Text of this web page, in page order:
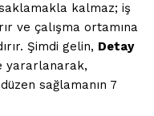
kalmaz; iş
ve çalışma ortamına
Şimdi gelin, Detay
yararlanarak,
sağlamanın 7